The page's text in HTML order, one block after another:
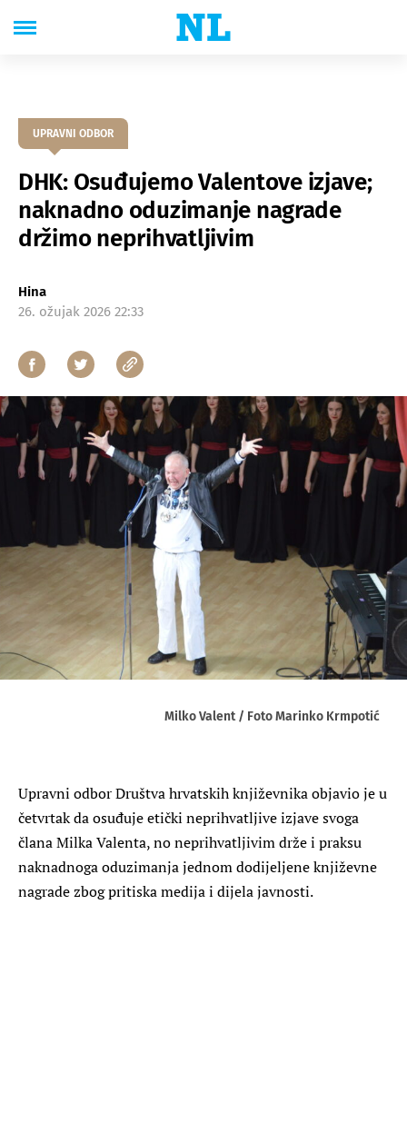
UPRAVNI ODBOR
DHK: Osuđujemo Valentove izjave;
naknadno oduzimanje nagrade
držimo neprihvatljivim
Hina
26. ožujak 2026 22:33
Milko Valent / Foto Marinko Krmpotić
Upravni odbor Društva hrvatskih književnika objavio je u
četvrtak da osuđuje etički neprihvatljive izjave svoga
člana Milka Valenta, no neprihvatljivim drže i praksu
naknadnoga oduzimanja jednom dodijeljene književne
nagrade zbog pritiska medija i dijela javnosti.